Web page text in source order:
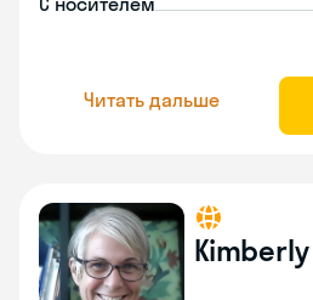
Читать дальше
Kimberly